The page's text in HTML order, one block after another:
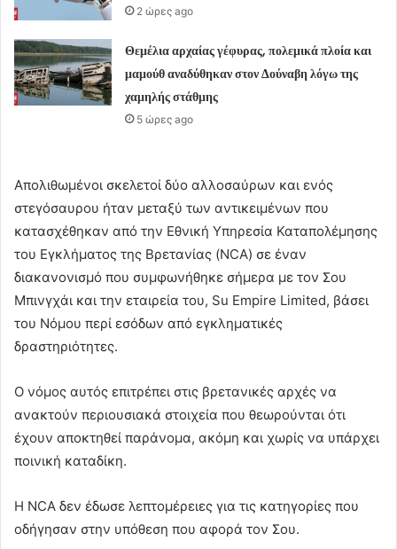
2 ώρες ago
Θεμέλια αρχαίας γέφυρας, πολεμικά πλοία και
μαμούθ αναδύθηκαν στον Δούναβη λόγω της
χαμηλής στάθμης
5 ώρες ago
Απολιθωμένοι σκελετοί δύο αλλοσαύρων και ενός
στεγόσαυρου ήταν μεταξύ των αντικειμένων που
κατασχέθηκαν από την Εθνική Υπηρεσία Καταπολέμησης
του Εγκλήματος της Βρετανίας (NCA) σε έναν
διακανονισμό που συμφωνήθηκε σήμερα με τον Σου
Μπινγχάι και την εταιρεία του, Su Empire Limited, βάσει
του Νόμου περί εσόδων από εγκληματικές
δραστηριότητες.
Ο νόμος αυτός επιτρέπει στις βρετανικές αρχές να
ανακτούν περιουσιακά στοιχεία που θεωρούνται ότι
έχουν αποκτηθεί παράνομα, ακόμη και χωρίς να υπάρχει
ποινική καταδίκη.
Η NCA δεν έδωσε λεπτομέρειες για τις κατηγορίες που
οδήγησαν στην υπόθεση που αφορά τον Σου.